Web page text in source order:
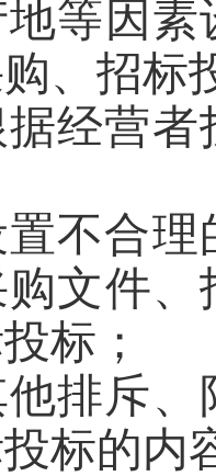
等因
、招标
据经营
置不合
购文件
标；
他排斥
标的内